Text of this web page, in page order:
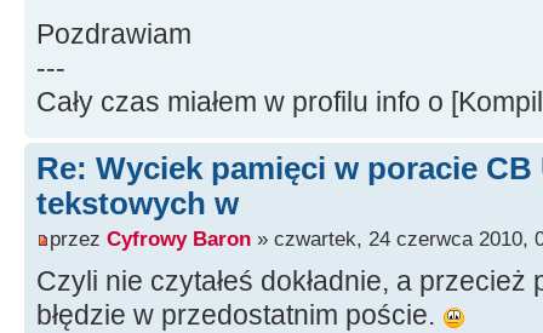
#ifndef ZASOBY_RH
#define ID_TXT_1 1000
#endif
--------------------
__fastcall
: TForm(Owner)
{
}
Pozdrawiam
---
Cały czas miałem w profilu info o
Re: Wyciek pamięci w poracie
tekstowych w
przez Cyfrowy Baron » czwartek, 24 czerwca 2010,
Czyli nie czytałeś dokładnie, a przecież
błędzie w przedostatnim poście.